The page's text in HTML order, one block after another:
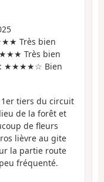
Très bien
Très bien
: ★★★★☆ Bien
tiers du circuit
de la forêt et
de fleurs
lièvre au gite
la partie route
fréquenté.